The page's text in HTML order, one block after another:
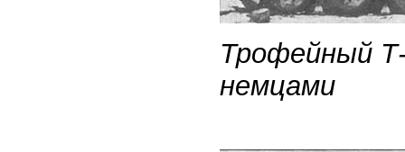
Трофейный
немцами